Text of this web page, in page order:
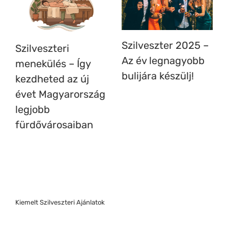
Szilveszteri
menekülés – Így
kezdheted az új
évet Magyarország
legjobb
fürdővárosaiban
Szilveszter 2025 –
Az év legnagyobb
bulijára készülj!
Kiemelt Szilveszteri Ajánlatok